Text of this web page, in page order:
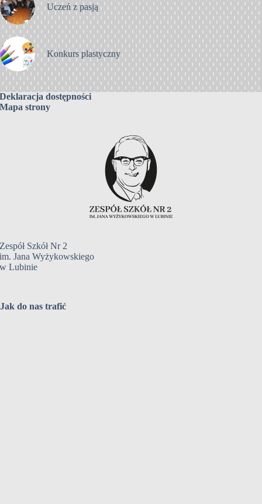
Uczeń z pasją
Konkurs plastyczny
Deklaracja dostępności
Mapa strony
Zespół Szkół Nr 2
im. Jana Wyżykowskiego
w Lubinie
Jak do nas trafić